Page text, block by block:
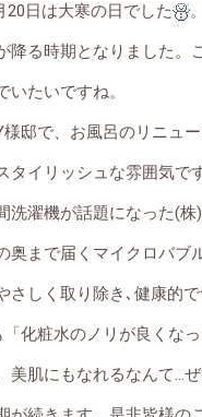
20日は大寒の日でした
降る時期となりました。
いたいですね。
邸で、お風呂のリニュ
タイリッシュな雰囲気で
洗濯機が話題になった(
奥まで届くマイクロバブ
さしく取り除き､健康的で
化粧水のノリが良くな
美肌にもなれるなんて…